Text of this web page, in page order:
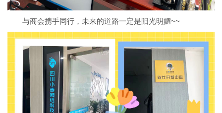
与商会携手同行，未来的道路一定是阳光明媚~~